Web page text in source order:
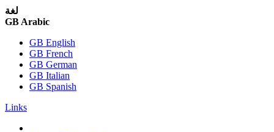
لغة
GB Arabic
GB English
GB French
GB German
GB Italian
GB Spanish
Links